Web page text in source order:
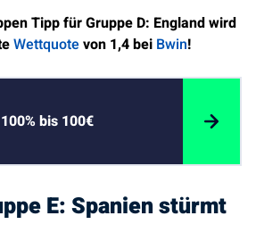
Tipp für Gruppe D: England wird
Wettquotevon 1,4 bei Bwin!
100% bis 100€
E: Spanien stürmt